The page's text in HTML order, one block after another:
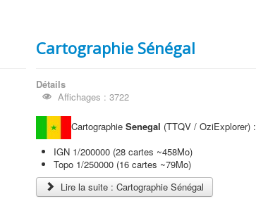
Cartographie Sénégal
Détails
Affichages : 3722
CartographieSenegal (TTQV / OziExplorer) :
IGN 1/200000 (28 cartes ~458Mo)
Topo 1/250000 (16 cartes ~79Mo)
Lire la suite : Cartographie Sénégal